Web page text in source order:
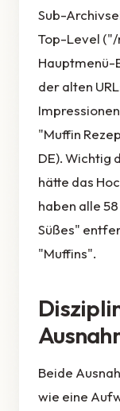
Sub-
Top-Level
Hauptmenü-
der alten
"Muffin
DE). Wichtig
hätte das
haben alle
Süßes"
"Muffins".
Beide
wie eine